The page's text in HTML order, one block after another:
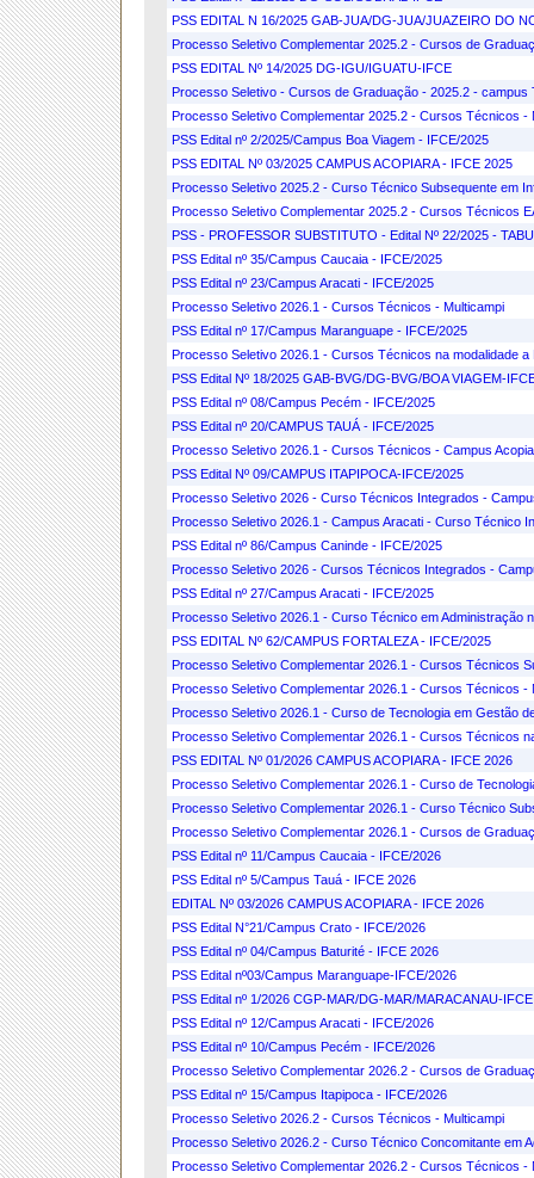
PSS EDITAL N 16/2025 GAB-JUA/DG-JUA/JUAZEIRO DO
Processo Seletivo Complementar 2025.2 - Cursos de
PSS EDITAL Nº 14/2025 DG-IGU/IGUATU-IFCE
Processo Seletivo - Cursos de Graduação - 2025.2 - campus
Processo Seletivo Complementar 2025.2 - Cursos Técnicos -
PSS Edital nº 2/2025/Campus Boa Viagem - IFCE/2025
PSS EDITAL Nº 03/2025 CAMPUS ACOPIARA - IFCE 2025
Processo Seletivo 2025.2 - Curso Técnico Subsequente em
Processo Seletivo Complementar 2025.2 - Cursos Técnicos
PSS - PROFESSOR SUBSTITUTO - Edital Nº 22/2025 -
PSS Edital nº 35/Campus Caucaia - IFCE/2025
PSS Edital nº 23/Campus Aracati - IFCE/2025
Processo Seletivo 2026.1 - Cursos Técnicos - Multicampi
PSS Edital nº 17/Campus Maranguape - IFCE/2025
Processo Seletivo 2026.1 - Cursos Técnicos na modalidade a
PSS Edital Nº 18/2025 GAB-BVG/DG-BVG/BOA VIAGEM-
PSS Edital nº 08/Campus Pecém - IFCE/2025
PSS Edital nº 20/CAMPUS TAUÁ - IFCE/2025
Processo Seletivo 2026.1 - Cursos Técnicos - Campus
PSS Edital Nº 09/CAMPUS ITAPIPOCA-IFCE/2025
Processo Seletivo 2026 - Curso Técnicos Integrados -
Processo Seletivo 2026.1 - Campus Aracati - Curso Técnico
PSS Edital nº 86/Campus Caninde - IFCE/2025
Processo Seletivo 2026 - Cursos Técnicos Integrados -
PSS Edital nº 27/Campus Aracati - IFCE/2025
Processo Seletivo 2026.1 - Curso Técnico em Administração
PSS EDITAL Nº 62/CAMPUS FORTALEZA - IFCE/2025
Processo Seletivo Complementar 2026.1 - Cursos Técnicos
Processo Seletivo Complementar 2026.1 - Cursos Técnicos -
Processo Seletivo 2026.1 - Curso de Tecnologia em Gestão
Processo Seletivo Complementar 2026.1 - Cursos Técnicos
PSS EDITAL Nº 01/2026 CAMPUS ACOPIARA - IFCE 2026
Processo Seletivo Complementar 2026.1 - Curso de
Processo Seletivo Complementar 2026.1 - Curso Técnico
Processo Seletivo Complementar 2026.1 - Cursos de
PSS Edital nº 11/Campus Caucaia - IFCE/2026
PSS Edital nº 5/Campus Tauá - IFCE 2026
EDITAL Nº 03/2026 CAMPUS ACOPIARA - IFCE 2026
PSS Edital N°21/Campus Crato - IFCE/2026
PSS Edital nº 04/Campus Baturité - IFCE 2026
PSS Edital nº03/Campus Maranguape-IFCE/2026
PSS Edital nº 1/2026 CGP-MAR/DG-MAR/MARACANAU-IFCE
PSS Edital nº 12/Campus Aracati - IFCE/2026
PSS Edital nº 10/Campus Pecém - IFCE/2026
Processo Seletivo Complementar 2026.2 - Cursos de
PSS Edital nº 15/Campus Itapipoca - IFCE/2026
Processo Seletivo 2026.2 - Cursos Técnicos - Multicampi
Processo Seletivo 2026.2 - Curso Técnico Concomitante em
Processo Seletivo Complementar 2026.2 - Cursos Técnicos -